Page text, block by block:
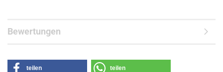
Bewertungen
teilen teilen